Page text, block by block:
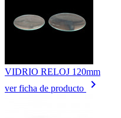
VIDRIO RELOJ 120mm
ver ficha de producto
keyboard_arrow_right